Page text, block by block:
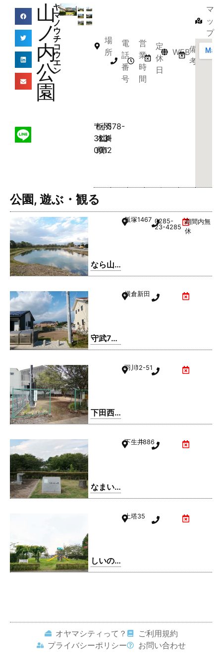
山
ノ
内
公
園
ヤ
マ
ノ
ウ
チ
コ
ウ
エ
ン
場
所
〒
323-
0012
栃
木
県
小
山
市
羽
川
578-
1
電
話
番
号
営
業
時
間
定
休
日
WEB備
考
マ
ッ
プ
公園, 遊ぶ・観る
なら山
沼漁場
飯塚1467 0285-
23-4285
期間内無
休
守武7号
公園
横倉新田
下田西3
号公園
羽川12-51
なまい
ふるさ
下生井1886
しいの
実公園
土塔35
オヤマシティって？
ご利用規約
プライバシーポリシー
お問い合わせ